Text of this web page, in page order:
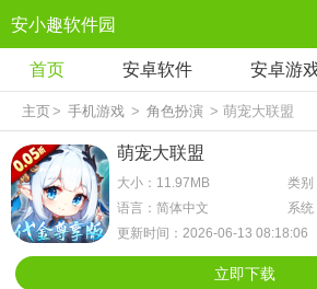
安小趣软件园
首页 安卓软件 安卓游
主页> 手机游戏 > 角色扮演 > 萌宠大联盟
萌宠大联盟
大小：11.97MB
类别
语言：简体中文
系
更新时间：2026-06-13 08:18:06
立即下载